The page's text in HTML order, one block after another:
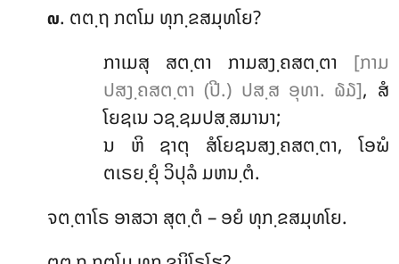
໙. ຕຕ຺ຖ ກຕໂມ ທຸກ຺ຂສມຸທໂຍ?
ກາເມສຸ ສຕ຺ຕາ ກາມສງ຺ຄສຕ຺ຕາ [ກາມ
ປສງ຺ຄສຕ຺ຕາ (ປີ.) ປສ຺ສ ອຸທາ. ໖໓], ສໍ
ໂຍຊເນ ວຊ຺ຊມປສ຺ສມານາ;
ນ ຫິ ຊາຕຸ ສໍໂຍຊນສງ຺ຄສຕ຺ຕາ, ໂອຆໍ
ຕເຣຍ຺ຍຸໍ ວິປຸລໍ ມຫນ຺ຕໍ.
ຈຕ຺ຕາໂຣ ອາສວາ ສຸຕ຺ຕໍ – ອຍໍ ທຸກ຺ຂສມຸທໂຍ.